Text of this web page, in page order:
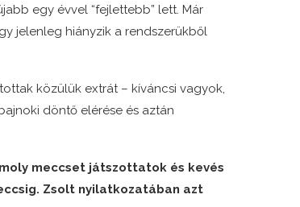
egy évvel “fejlettebb” lett. Már
jelenleg hiányzik a rendszerükből
közülük extrát – kíváncsi vagyok,
döntő elérése és aztán
meccset játszottatok és kevés
Zsolt nyilatkozatában azt